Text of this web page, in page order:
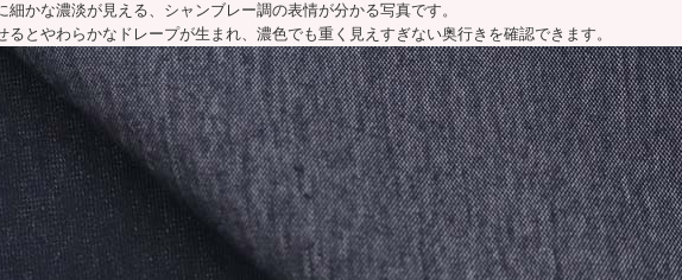
細かな濃淡が見える、シャンブレー調の表情が分かる写真です。
るとやわらかなドレープが生まれ、濃色でも重く見えすぎない奥行きを確認できます。